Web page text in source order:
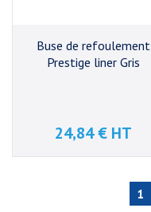
Buse de refoulement
Prestige liner Gris
Prix
24,84 € HT
1